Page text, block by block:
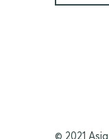
© 2021